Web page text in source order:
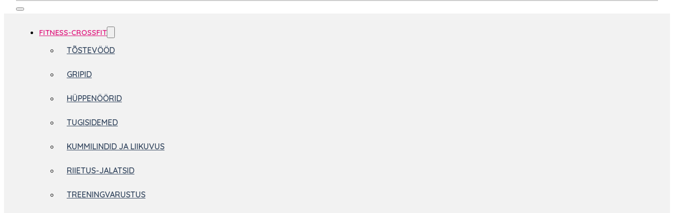
FITNESS-CROSSFIT
TÕSTEVÖÖD
GRIPID
HÜPPENÖÖRID
TUGISIDEMED
KUMMILINDID JA LIIKUVUS
RIIETUS-JALATSID
TREENINGVARUSTUS